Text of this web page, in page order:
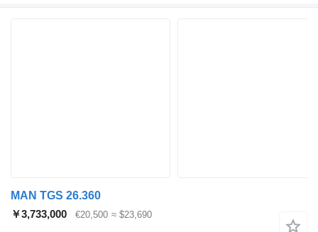
MAN TGS 26.360
￥3,733,000
€20,500 ≈ $23,690